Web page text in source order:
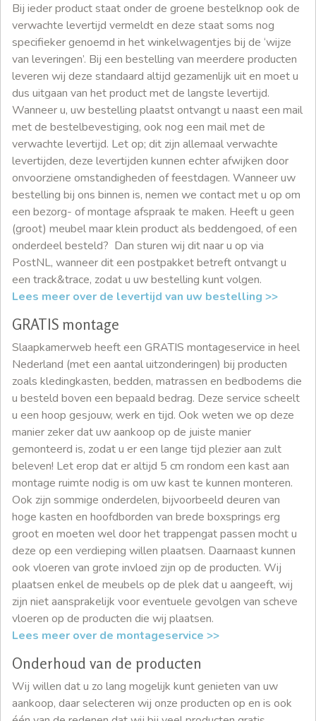
Bij ieder product staat onder de groene bestelknop ook de
verwachte levertijd vermeldt en deze staat soms nog
specifieker genoemd in het winkelwagentjes bij de ‘wijze
van leveringen’. Bij een bestelling van meerdere producten
leveren wij deze standaard altijd gezamenlijk uit en moet u
dus uitgaan van het product met de langste levertijd.
Wanneer u, uw bestelling plaatst ontvangt u naast een mail
met de bestelbevestiging, ook nog een mail met de
verwachte levertijd. Let op; dit zijn allemaal verwachte
levertijden, deze levertijden kunnen echter afwijken door
onvoorziene omstandigheden of feestdagen. Wanneer uw
bestelling bij ons binnen is, nemen we contact met u op om
een bezorg- of montage afspraak te maken. Heeft u geen
(groot) meubel maar klein product als beddengoed, of een
onderdeel besteld? Dan sturen wij dit naar u op via
PostNL, wanneer dit een postpakket betreft ontvangt u
een track&trace, zodat u uw bestelling kunt volgen.
Lees meer over de levertijd van uw bestelling >>
GRATIS montage
Slaapkamerweb heeft een GRATIS montageservice in heel
Nederland (met een aantal uitzonderingen) bij producten
zoals kledingkasten, bedden, matrassen en bedbodems die
u besteld boven een bepaald bedrag. Deze service scheelt
u een hoop gesjouw, werk en tijd. Ook weten we op deze
manier zeker dat uw aankoop op de juiste manier
gemonteerd is, zodat u er een lange tijd plezier aan zult
beleven! Let erop dat er altijd 5 cm rondom een kast aan
montage ruimte nodig is om uw kast te kunnen monteren.
Ook zijn sommige onderdelen, bijvoorbeeld deuren van
hoge kasten en hoofdborden van brede boxsprings erg
groot en moeten wel door het trappengat passen mocht u
deze op een verdieping willen plaatsen. Daarnaast kunnen
ook vloeren van grote invloed zijn op de producten. Wij
plaatsen enkel de meubels op de plek dat u aangeeft, wij
zijn niet aansprakelijk voor eventuele gevolgen van scheve
vloeren op de producten die wij plaatsen.
Lees meer over de montageservice >>
Onderhoud van de producten
Wij willen dat u zo lang mogelijk kunt genieten van uw
aankoop, daar selecteren wij onze producten op en is ook